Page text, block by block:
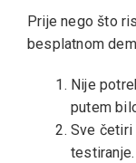
Prije nego što
besplatnom
Nije
putem
Sve četiri
testiranje.